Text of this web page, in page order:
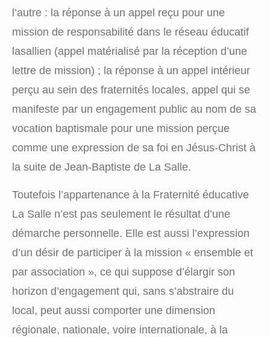
l’autre : la réponse à un appel reçu pour une
mission de responsabilité dans le réseau éducatif
lasallien (appel matérialisé par la réception d’une
lettre de mission) ; la réponse à un appel intérieur
perçu au sein des fraternités locales, appel qui se
manifeste par un engagement public au nom de sa
vocation baptismale pour une mission perçue
comme une expression de sa foi en Jésus-Christ à
la suite de Jean-Baptiste de La Salle.
Toutefois l’appartenance à la Fraternité éducative
La Salle n’est pas seulement le résultat d’une
démarche personnelle. Elle est aussi l’expression
d’un désir de participer à la mission « ensemble et
par association », ce qui suppose d’élargir son
horizon d’engagement qui, sans s’abstraire du
local, peut aussi comporter une dimension
régionale, nationale, voire internationale, à la